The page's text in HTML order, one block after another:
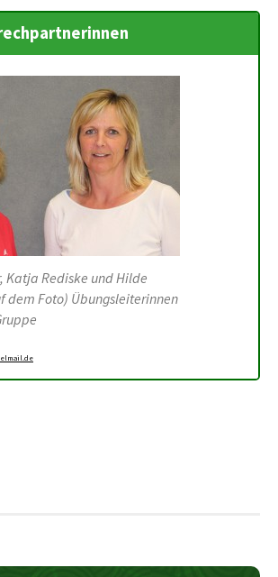
Katja Rediske und Hilde
dem Foto) Übungsleiterinnen